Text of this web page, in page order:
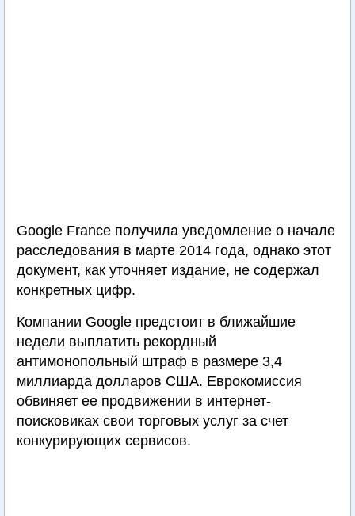
Google France получила уведомление о начале
расследования в марте 2014 года, однако этот
документ, как уточняет издание, не содержал
конкретных цифр.
Компании Google предстоит в ближайшие
недели выплатить рекордный
антимонопольный штраф в размере 3,4
миллиарда долларов США. Еврокомиссия
обвиняет ее продвижении в интернет-
поисковиках свои торговых услуг за счет
конкурирующих сервисов.